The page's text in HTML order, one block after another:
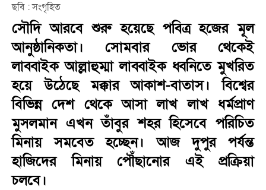
ছবি : সংগৃহিত
সৌদি আরবে শুরু হয়েছে পবিত্র হজের মূল
আনুষ্ঠানিকতা। সোমবার ভোর থেকেই
লাব্বাইক আল্লাহুম্মা লাব্বাইক ধ্বনিতে মুখরিত
হয়ে উঠেছে মক্কার আকাশ-বাতাস। বিশ্বের
বিভিন্ন দেশ থেকে আসা লাখ লাখ ধর্মপ্রাণ
মুসলমান এখন তাঁবুর শহর হিসেবে পরিচিত
মিনায় সমবেত হচ্ছেন। আজ দুপুর পর্যন্ত
হাজিদের মিনায় পৌঁছানোর এই প্রক্রিয়া
চলবে।